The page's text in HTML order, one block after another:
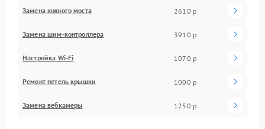
Замена южного моста 2610 р
Замена шим-контроллера 3910 р
Настройка Wi-Fi 1070 р
Ремонт петель крышки 1000 р
Замена вебкамеры 1250 р